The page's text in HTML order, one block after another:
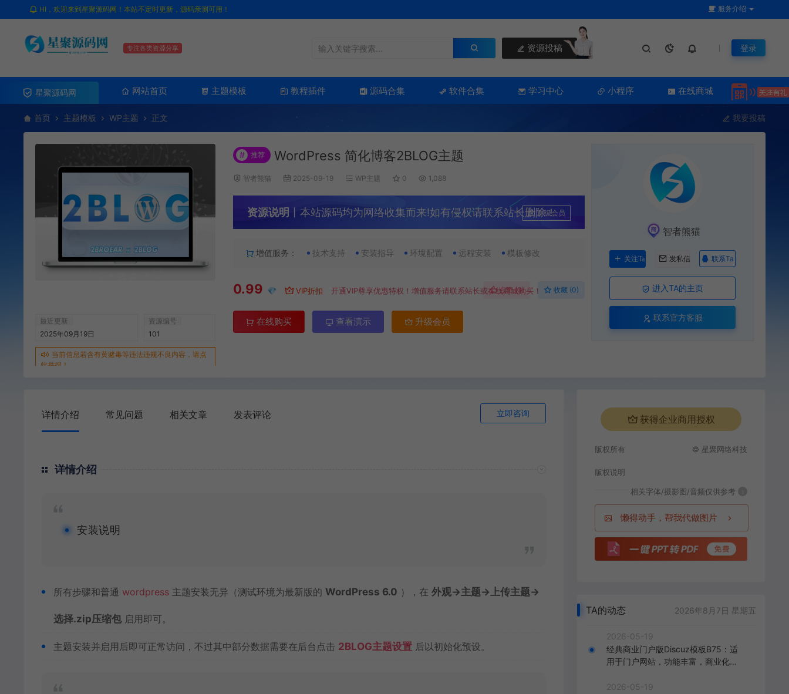
HI，欢迎来到星聚源码网！本站不定时更新，源码亲测可用！ 服务介绍
专注各类资源分享 资源投稿 登录
星聚源码网 网站首页 主题模板 教程插件 源码合集 软件合集 学习中心 小程序 在线商城
首页 主题模板 WP主题 正文 我要投稿
最近更新
2025年09月19日
资源编号
101
当前信息若含有黄赌毒等违法违规不良内容，请点
此举报！
# 推荐 WordPress 简化博客2BLOG主题
智者熊猫 2025-09-19 WP主题 0 1,088
资源说明 丨本站源码均为网络收集而来!如有侵权请联系站长删除！
升级会员
增值服务： 技术支持 安装指导 环境配置 远程安装 模板修改
0.99 💎 VIP折扣 开通VIP尊享优惠特权！增值服务请联系站长或在线商城购买！
点赞 (0) 收藏 (0)
在线购买 查看演示 升级会员
智者熊猫
关注Ta 发私信 联系Ta
进入TA的主页
联系官方客服
详情介绍 常见问题 相关文章 发表评论 立即咨询
详情介绍
安装说明
所有步骤和普通 wordpress 主题安装无异（测试环境为最新版的 WordPress 6.0 ），在 外观->主题->上传主题->
选择.zip压缩包 启用即可。
主题安装并启用后即可正常访问，不过其中部分数据需要在后台点击 2BLOG主题设置 后以初始化预设。
获得企业商用授权
版权所有 © 星聚网络科技
版权说明
相关字体/摄影图/音频仅供参考 i
懒得动手，帮我代做图片
TA的动态 2026年8月7日 星期五
2026-05-19
经典商业门户版Discuz模板B75：适
用于门户网站，功能丰富，商业化呈
2026-05-19